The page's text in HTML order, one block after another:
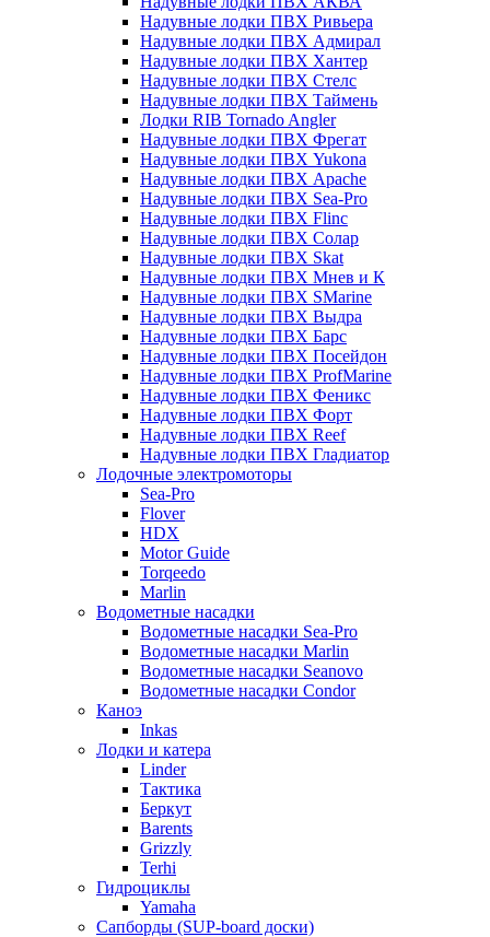
Надувные лодки ПВХ Ривьера
Надувные лодки ПВХ Адмирал
Надувные лодки ПВХ Хантер
Надувные лодки ПВХ Стелс
Надувные лодки ПВХ Таймень
Лодки RIB Tornado Angler
Надувные лодки ПВХ Фрегат
Надувные лодки ПВХ Yukona
Надувные лодки ПВХ Apache
Надувные лодки ПВХ Sea-Pro
Надувные лодки ПВХ Flinc
Надувные лодки ПВХ Солар
Надувные лодки ПВХ Skat
Надувные лодки ПВХ Мнев и К
Надувные лодки ПВХ SMarine
Надувные лодки ПВХ Выдра
Надувные лодки ПВХ Барс
Надувные лодки ПВХ Посейдон
Надувные лодки ПВХ ProfMarine
Надувные лодки ПВХ Феникс
Надувные лодки ПВХ Форт
Надувные лодки ПВХ Reef
Надувные лодки ПВХ Гладиатор
Лодочные электромоторы
Sea-Pro
Flover
HDX
Motor Guide
Torqeedo
Marlin
Водометные насадки
Водометные насадки Sea-Pro
Водометные насадки Marlin
Водометные насадки Seanovo
Водометные насадки Condor
Каноэ
Inkas
Лодки и катера
Linder
Тактика
Беркут
Barents
Grizzly
Terhi
Гидроциклы
Yamaha
Сапборды (SUP-board доски)